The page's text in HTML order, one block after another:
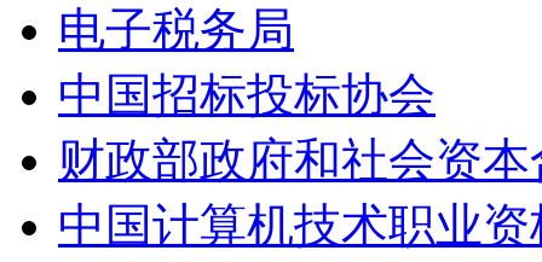
电子税务局
中国招标投标协会
财政部政府和社会资
中国计算机技术职业资